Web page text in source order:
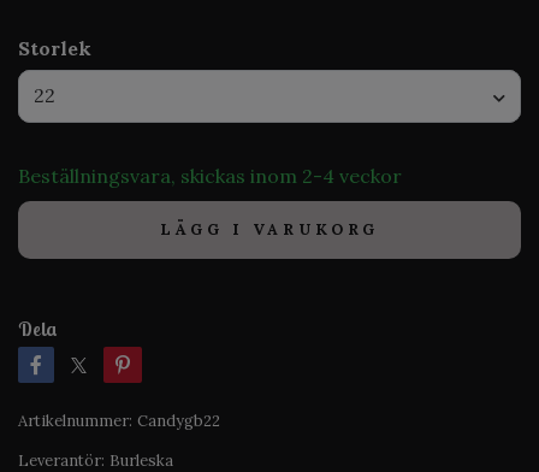
Storlek
22
Beställningsvara, skickas inom 2-4 veckor
LÄGG I VARUKORG
Dela
Artikelnummer: Candygb22
Leverantör: Burleska